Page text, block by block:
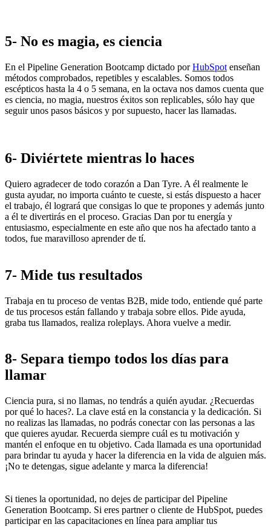
5- No es magia, es ciencia
En el Pipeline Generation Bootcamp dictado porHubSpot enseñan
métodos comprobados, repetibles y escalables. Somos todos
escépticos hasta la 4 o 5 semana, en la octava nos damos cuenta que
es ciencia, no magia, nuestros éxitos son replicables, sólo hay que
seguir unos pasos básicos y por supuesto, hacer las llamadas.
6- Diviértete mientras lo haces
Quiero agradecer de todo corazón a Dan Tyre. A él realmente le
gusta ayudar, no importa cuánto te cueste, si estás dispuesto a hacer
el trabajo, él logrará que consigas lo que te propones y además junto
a él te divertirás en el proceso. Gracias Dan por tu energía y
entusiasmo, especialmente en este año que nos ha afectado tanto a
todos, fue maravilloso aprender de tí.
7- Mide tus resultados
Trabaja en tu proceso de ventas B2B, mide todo, entiende qué parte
de tus procesos están fallando y trabaja sobre ellos. Pide ayuda,
graba tus llamados, realiza roleplays. Ahora vuelve a medir.
8- Separa tiempo todos los días para
llamar
Ciencia pura, si no llamas, no tendrás a quién ayudar. ¿Recuerdas
por qué lo haces?. La clave está en la constancia y la dedicación. Si
no realizas las llamadas, no podrás conectar con las personas a las
que quieres ayudar. Recuerda siempre cuál es tu motivación y
mantén el enfoque en tu objetivo. Cada llamada es una oportunidad
para brindar tu ayuda y hacer la diferencia en la vida de alguien más.
¡No te detengas, sigue adelante y marca la diferencia!
Si tienes la oportunidad, no dejes de participar del Pipeline
Generation Bootcamp. Si eres partner o cliente de HubSpot, puedes
participar en las capacitaciones en línea para ampliar tus